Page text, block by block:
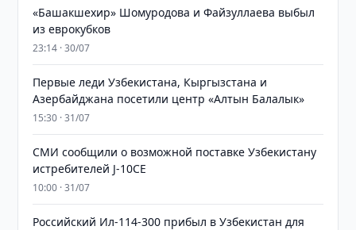
«Башакшехир» Шомуродова и Файзуллаева выбыл
из еврокубков
23:14 · 30/07
Первые леди Узбекистана, Кыргызстана и
Азербайджана посетили центр «Алтын Балалык»
15:30 · 31/07
СМИ сообщили о возможной поставке Узбекистану
истребителей J-10CE
10:00 · 31/07
Российский Ил-114-300 прибыл в Узбекистан для